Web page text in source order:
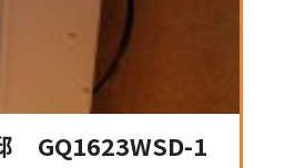
GQ1623WSD-1